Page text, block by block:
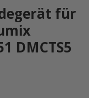
für
DMCTS5